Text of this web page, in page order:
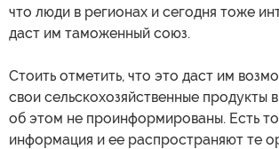
что люди в регионах и сегодня тоже
даст им таможенный союз.
Стоить отметить, что это даст им
свои сельскохозяйственные продукты
об этом не проинформированы. Есть
информация и ее распространяют те